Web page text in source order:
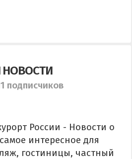
НОВОСТИ
подписчиков
России - Новости о
интересное для
гостиницы, частный